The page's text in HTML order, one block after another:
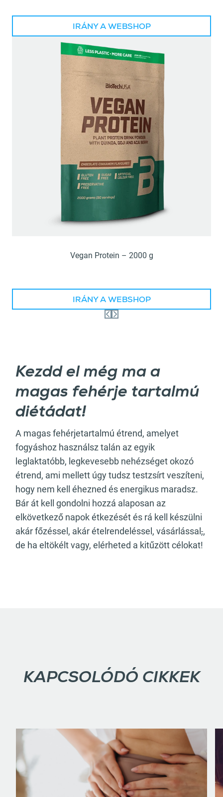
IRÁNY A WEBSHOP
Vegan Protein – 2000 g
IRÁNY A WEBSHOP
Kezdd el még ma a
magas fehérje tartalmú
diétádat!
A magas fehérjetartalmú étrend, amelyet
fogyáshoz használsz talán az egyik
leglaktatóbb, legkevesebb nehézséget okozó
étrend, ami mellett úgy tudsz testzsírt veszíteni,
hogy nem kell éhezned és energikus maradsz.
Bár át kell gondolni hozzá alaposan az
elkövetkező napok étkezését és rá kell készülni
akár főzéssel, akár ételrendeléssel, vásárlással ,,
de ha eltökélt vagy, elérheted a kitűzött célokat!
KAPCSOLÓDÓ CIKKEK